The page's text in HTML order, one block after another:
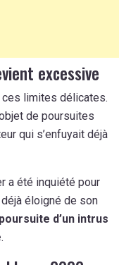
excessive
limites délicates.
de poursuites
qui s’enfuyait déjà
a été inquiété pour
éloigné de son
d’un intrus
.